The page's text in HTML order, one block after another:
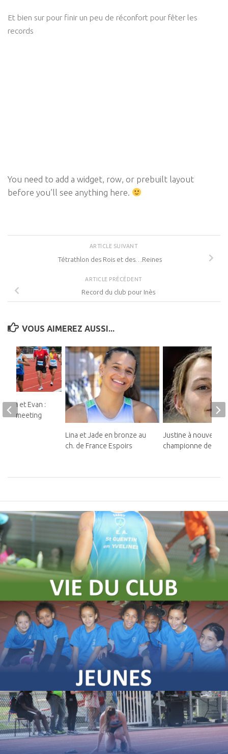
Et bien sur pour finir un peu de réconfort pour fêter les
records
You need to add a widget, row, or prebuilt layout
before you’ll see anything here.
ARTICLE SUIVANT
Tétrathlon des Rois et des…Reines
ARTICLE PRÉCÉDENT
Record du club pour Inès
VOUS AIMEREZ AUSSI...
Lina et Jade en bronze au
ch. de France Espoirs
Justine à nouveau
championne de
et Evan :
au meeting